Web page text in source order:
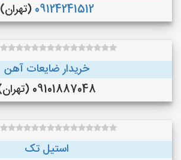
09124241512 (تهران)
خریدار ضایعات آهن
09101887048 (تهران)
استیل تک